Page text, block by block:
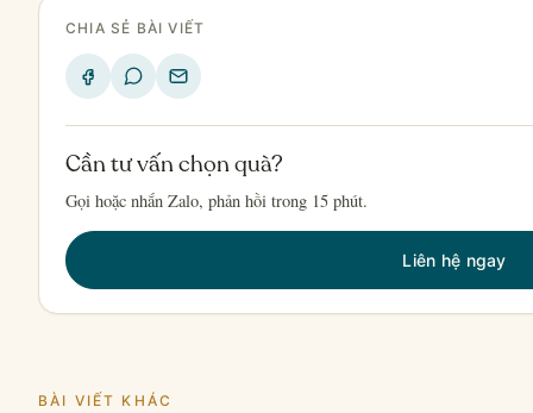
CHIA SẺ BÀI VIẾT
Cần tư vấn chọn quà?
Gọi hoặc nhắn Zalo, phản hồi trong 15 phút.
Liên hệ ngay
BÀI VIẾT KHÁC